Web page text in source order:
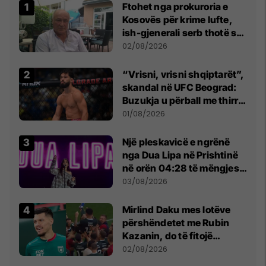
Ftohet nga prokuroria e
Kosovës për krime lufte,
ish-gjenerali serb thotë se
dikush e tradhtoi në
02/08/2026
“Vrisni, vrisni shqiptarët”,
skandal në UFC Beograd:
Buzukja u përball me thirrje
anti-shqiptare nga
01/08/2026
Një pleskavicë e ngrënë
nga Dua Lipa në Prishtinë
në orën 04:28 të mëngjesit
- dhe bota digjitale serbe
03/08/2026
Mirlind Daku mes lotëve
përshëndetet me Rubin
Kazanin, do të fitojë
miliona te Spartak Moska
02/08/2026